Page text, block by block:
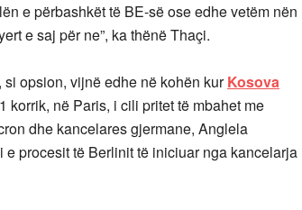
e përbashkët të BE-së ose edhe vetëm nën
e saj për ne”, ka thënë Thaçi.
opsion, vijnë edhe në kohën kurKosova
korrik, në Paris, i cili pritet të mbahet me
dhe kancelares gjermane, Anglela
procesit të Berlinit të iniciuar nga kancelarja